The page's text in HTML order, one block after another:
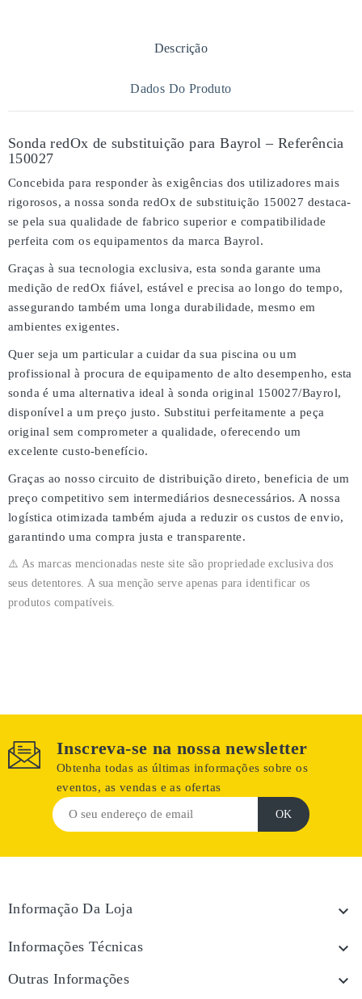
Descrição
Dados Do Produto
Sonda redOx de substituição para Bayrol – Referência
150027
Concebida para responder às exigências dos utilizadores mais
rigorosos, a nossa sonda redOx de substituição 150027 destaca-
se pela sua qualidade de fabrico superior e compatibilidade
perfeita com os equipamentos da marcaBayrol.
Graças à sua tecnologia exclusiva, esta sonda garante uma
medição de redOx fiável, estável e precisa ao longo do tempo,
assegurando também umalonga durabilidade, mesmo em
ambientes exigentes.
Quer seja um particular a cuidar da sua piscina ou um
profissional à procura de equipamento de alto desempenho, esta
sonda é uma alternativa ideal à sonda original 150027/Bayrol,
disponível a umpreço justo. Substitui perfeitamente a peça
original sem comprometer a qualidade, oferecendo um
excelente custo-benefício.
Graças ao nossocircuito de distribuição direto, beneficia de um
preço competitivo sem intermediários desnecessários. A nossa
logística otimizada também ajuda a reduzir os custos de envio,
garantindo umacompra justa e transparente.
⚠️ As marcas mencionadas neste site são propriedade exclusiva dos
seus detentores. A sua menção serve apenas para identificar os
produtos compatíveis.
Inscreva-se na nossa newsletter
Obtenha todas as últimas informações sobre os
eventos, as vendas e as ofertas
Informação Da Loja 
Informações Técnicas 
Outras Informações 